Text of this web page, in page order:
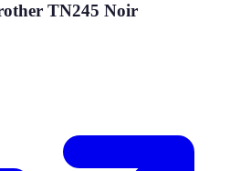
TN245 Noir